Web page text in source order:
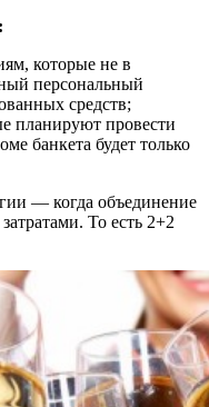
которые не в
персональный
средств;
планируют провести
банкета будет только
— когда объединение
То есть 2+2